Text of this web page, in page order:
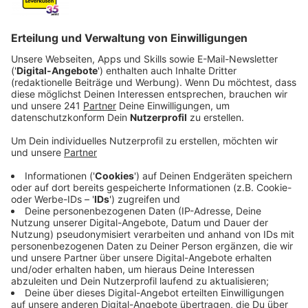
der Bühne im Wuppermannpark. Großes Highlight
ist in diesem Jahr der Auftritt der Bläck Fööss.
Veröffentlicht: Donnerstag, 28.05.2026 10:42
Anzeige
Bläck-Fööss
Anzeige
Der Bläck Fööss-Auftritt ist am Sonntagabend um 18
Uhr. Darauf freut sich auch Frontman Pit Hupperten
ganz besonders.
Anzeige